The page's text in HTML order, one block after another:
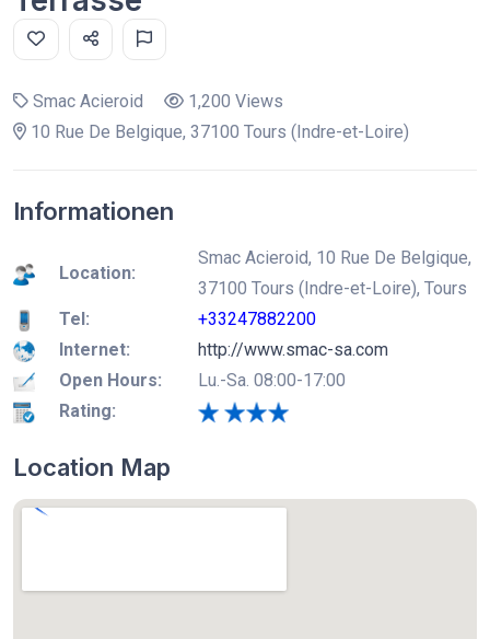
Smac Acieroid
1,200 Views
10 Rue De Belgique, 37100 Tours (Indre-et-Loire)
Informationen
Location:
Smac Acieroid, 10 Rue De Belgique,
37100 Tours (Indre-et-Loire), Tours
Tel:
+33247882200
Internet:
http://www.smac-sa.com
Open Hours:
Lu.-Sa. 08:00-17:00
Rating:
Location Map